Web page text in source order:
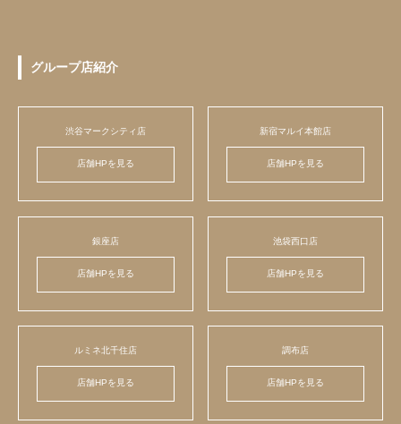
グループ店紹介
渋谷マークシティ店
店舗HPを見る
新宿マルイ本館店
店舗HPを見る
銀座店
店舗HPを見る
池袋西口店
店舗HPを見る
ルミネ北千住店
店舗HPを見る
調布店
店舗HPを見る